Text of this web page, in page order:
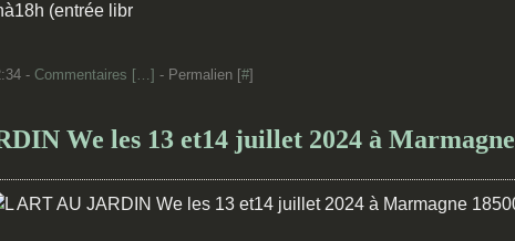
(entrée libr
- Commentaires […] - Permalien [#]
We les 13 et14 juillet 2024 à Marmagne